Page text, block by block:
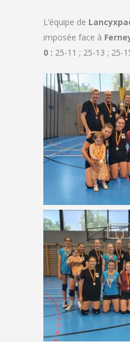
L’équipe de
imposée face à
0 : 25-11 ; 25-13 ; 25-